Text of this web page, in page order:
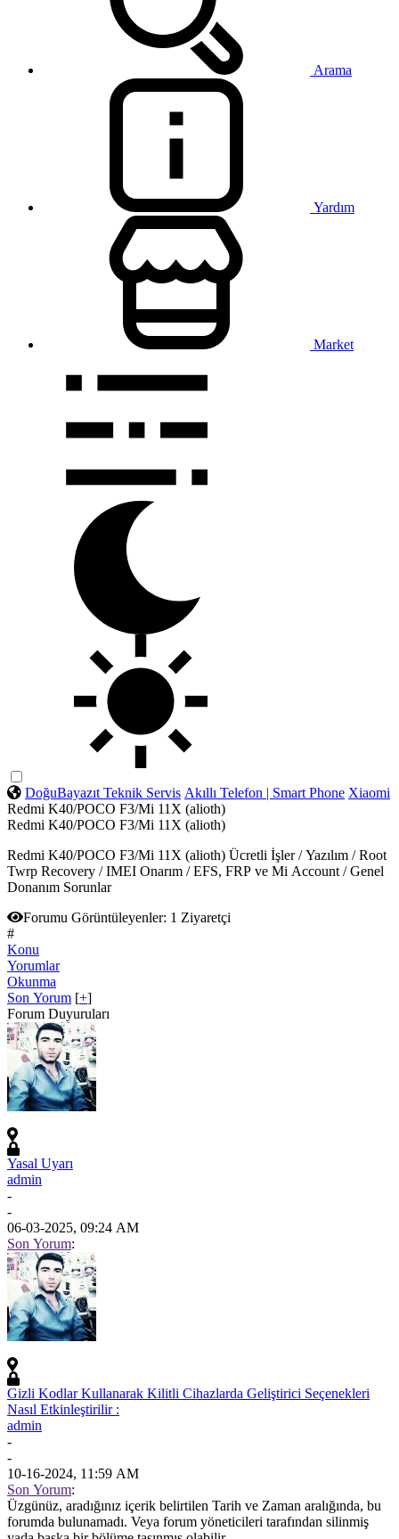
Arama
Yardım
Market
DoğuBayazıt Teknik Servis Akıllı Telefon | Smart Phone Xiaomi
Redmi K40/POCO F3/Mi 11X (alioth)
Redmi K40/POCO F3/Mi 11X (alioth)
Redmi K40/POCO F3/Mi 11X (alioth) Ücretli İşler / Yazılım / Root
Twrp Recovery / IMEI Onarım / EFS, FRP ve Mi Account / Genel
Donanım Sorunlar
Forumu Görüntüleyenler: 1 Ziyaretçi
#
Konu
Yorumlar
Okunma
Son Yorum [+]
Forum Duyuruları
Yasal Uyarı
admin
-
-
06-03-2025, 09:24 AM
Son Yorum:
Gizli Kodlar Kullanarak Kilitli Cihazlarda Geliştirici Seçenekleri
Nasıl Etkinleştirilir :
admin
-
-
10-16-2024, 11:59 AM
Son Yorum:
Üzgünüz, aradığınız içerik belirtilen Tarih ve Zaman aralığında, bu
forumda bulunamadı. Veya forum yöneticileri tarafından silinmiş